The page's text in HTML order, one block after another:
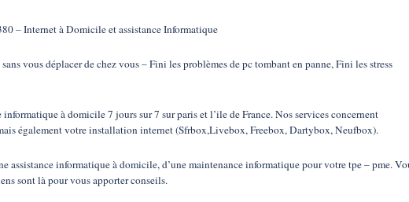
– Internet à Domicile et assistance Informatique
vous déplacer de chez vous – Fini les problèmes de pc tombant en panne, Fini les stress
à domicile 7 jours sur 7 sur paris et l’ile de France. Nos services concernent
également votre installation internet (Sfrbox,Livebox, Freebox, Dartybox, Neufbox).
assistance informatique à domicile, d’une maintenance informatique pour votre tpe – pme.
sont là pour vous apporter conseils.